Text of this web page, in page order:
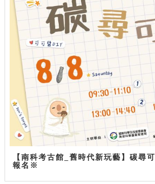
【南科考古館_舊時代新玩藝】碳尋
報名※